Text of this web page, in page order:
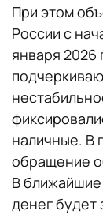
При этом
России с
января 2026
наличные. В
обращение
В ближайшие
денег будет